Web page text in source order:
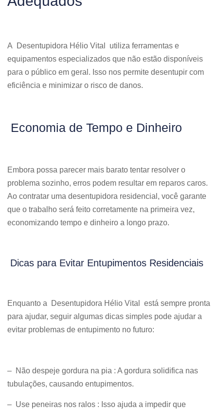
A Desentupidora Hélio Vital utiliza ferramentas e
equipamentos especializados que não estão disponíveis
para o público em geral. Isso nos permite desentupir com
eficiência e minimizar o risco de danos.
Economia de Tempo e Dinheiro
Embora possa parecer mais barato tentar resolver o
problema sozinho, erros podem resultar em reparos caros.
Ao contratar uma desentupidora residencial, você garante
que o trabalho será feito corretamente na primeira vez,
economizando tempo e dinheiro a longo prazo.
Dicas para Evitar Entupimentos Residenciais
Enquanto a Desentupidora Hélio Vital está sempre pronta
para ajudar, seguir algumas dicas simples pode ajudar a
evitar problemas de entupimento no futuro:
– Não despeje gordura na pia : A gordura solidifica nas
tubulações, causando entupimentos.
– Use peneiras nos ralos : Isso ajuda a impedir que